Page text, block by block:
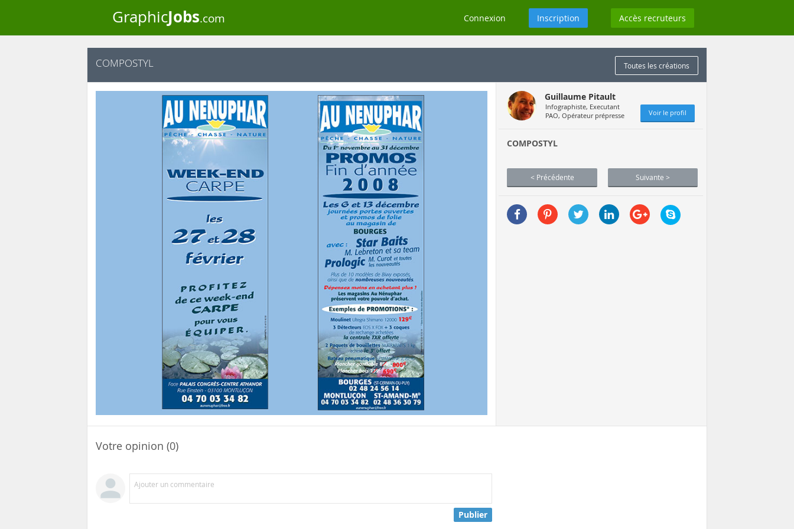
GraphicJobs.com Connexion Inscription Accès recruteurs
COMPOSTYL Toutes les créations
Guillaume Pitault
Infographiste, Executant
PAO, Opérateur prépresse
Voir le profil
COMPOSTYL
< Précédente Suivante >
Votre opinion (0)
Ajouter un commentaire
Publier